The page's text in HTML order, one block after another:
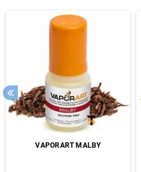
VAPORART MALBY